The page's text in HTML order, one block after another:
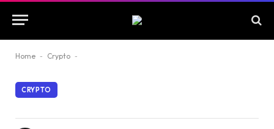
Home - Crypto -
CRYPTO